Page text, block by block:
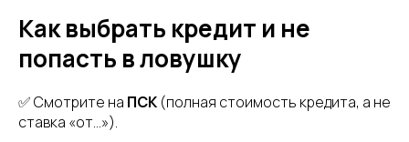
Как выбрать кредит и не
попасть в ловушку
✅ Смотрите на ПСК (полная стоимость кредита, а не
ставка «от…»).